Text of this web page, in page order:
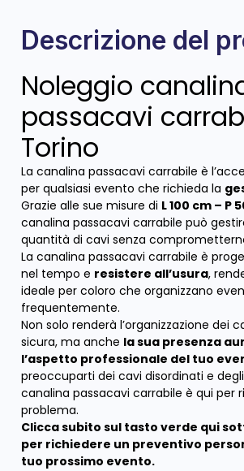
Descrizione del
Noleggio
passacavi
Torino
La canalina passacavi carrabile è
per qualsiasi evento che richieda la
Grazie alle sue misure di L 100 cm – P
canalina passacavi carrabile può
quantità di cavi senza
La canalina passacavi carrabile è
nel tempo e resistere all’usura,
ideale per coloro che organizzano
frequentemente.
Non solo renderà l’organizzazione dei
sicura, ma anche la sua presenza
l’aspetto professionale del tuo
preoccuparti dei cavi disordinati e
canalina passacavi carrabile è qui per
problema.
Clicca subito sul tasto verde qui
per richiedere un preventivo
tuo prossimo evento.